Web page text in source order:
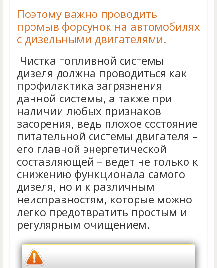
Поэтому важно проводить
промыв форсунок на автомобилях
с дизельными двигателями.
Чистка топливной системы
дизеля должна проводиться как
профилактика загрязнения
данной системы, а также при
наличии любых признаков
засорения, ведь плохое состояние
питательной системы двигателя –
его главной энергетической
составляющей – ведет не только к
снижению функционала самого
дизеля, но и к различным
неисправностям, которые можно
легко предотвратить простым и
регулярным очищением.